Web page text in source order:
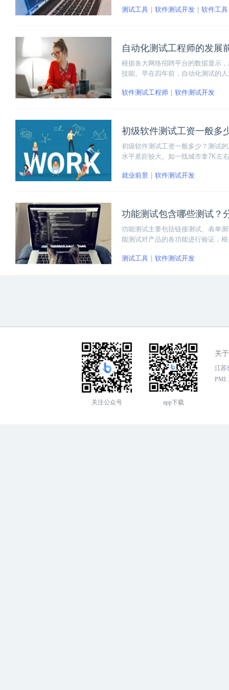
就从中选取几款测试工具，为大家
测试工具 软件测试开发 软件工具
自动化测试工程师的发展
根据各大网络招聘平台的数据显示
技能。早在四年前，自动化测试的
测试这一岗位正如朝阳般冉冉升起。
软件测试工程师 软件测试开发
初级软件测试工资一般多
初级软件测试工资一般多少？测试
水平差距较大。如一线城市拿7K左
就业前景 软件测试开发
功能测试包含哪些测试？
功能测试主要包括链接测试、表单
能测试对产品的各功能进行验证，
测试工具 软件测试开发
关注公众号 app下载
关
江苏
PMI